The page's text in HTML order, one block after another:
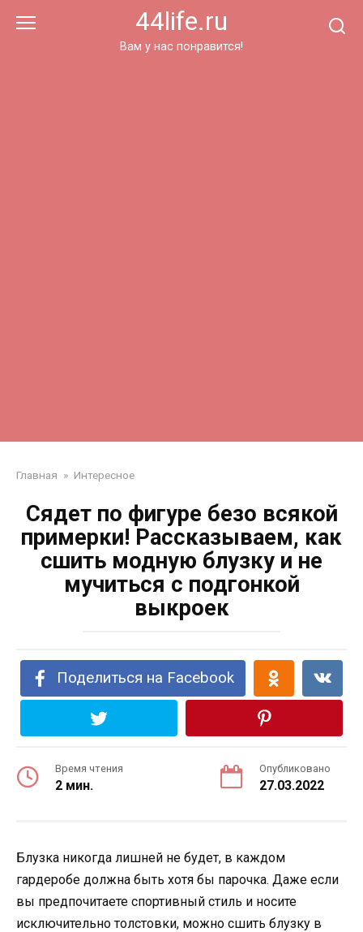
44life.ru
Вам у нас понравится!
Главная » Интересное
Сядет по фигуре безо всякой
примерки! Рассказываем, как
сшить модную блузку и не
мучиться с подгонкой
выкроек
Поделиться на Facebook
Время чтения
2 мин.
Опубликовано
27.03.2022
Блузка никогда лишней не будет, в каждом
гардеробе должна быть хотя бы парочка. Даже если
вы предпочитаете спортивный стиль и носите
исключительно толстовки, можно сшить блузку в